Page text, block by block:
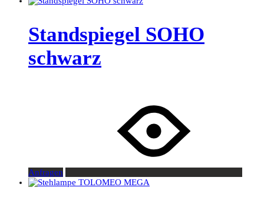
Standspiegel SOHO
schwarz
Anfragen